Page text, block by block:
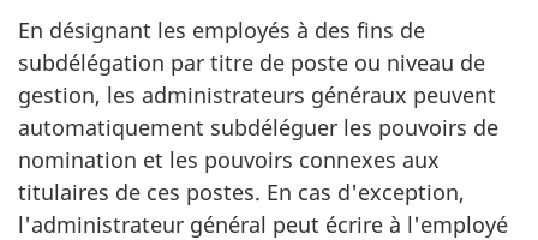
En désignant les employés à des fins de
subdélégation par titre de poste ou niveau de
gestion, les administrateurs généraux peuvent
automatiquement subdéléguer les pouvoirs de
nomination et les pouvoirs connexes aux
titulaires de ces postes. En cas d'exception,
l'administrateur général peut écrire à l'employé